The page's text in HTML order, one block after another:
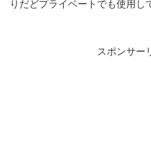
りだどプライベートでも使用し
スポンサー